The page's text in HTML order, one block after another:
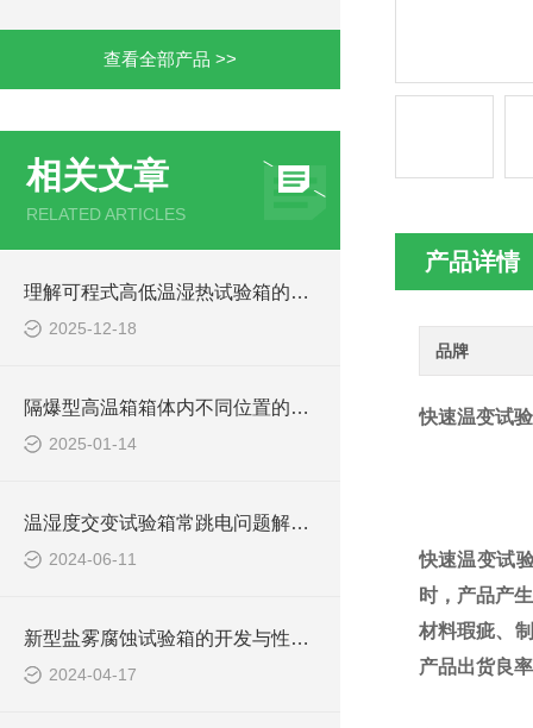
查看全部产品 >>
相关文章
RELATED ARTICLES
理解可程式高低温湿热试验箱的系统构成与保养理念
2025-12-18
隔爆型高温箱箱体内不同位置的温度存在较大差异原因
2025-01-14
温湿度交变试验箱常跳电问题解决方案
2024-06-11
新型盐雾腐蚀试验箱的开发与性能评估
2024-04-17
产品详情
品牌
快速温变试
快速温变试
时，产品产
材料瑕疵、
产品出货良